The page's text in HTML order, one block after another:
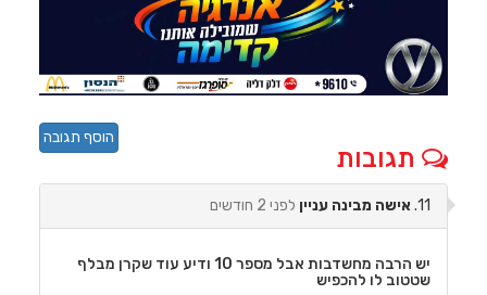
תגובות
הוסף תגובה
11. אישה מבינה ענייןלפני 2 חודשים
יש הרבה מחשדבות אבל מספר 10 ודיע עוד שקרן מבלף
שטטוב לו להכפיש